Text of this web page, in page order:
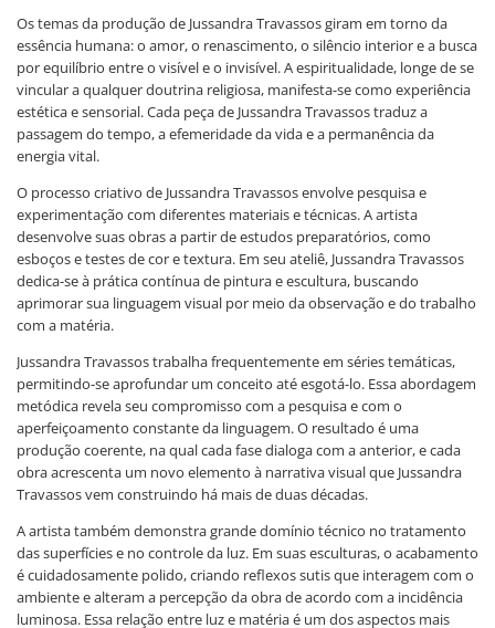
Os temas da produção de Jussandra Travassos giram em torno da
essência humana: o amor, o renascimento, o silêncio interior e a busca
por equilíbrio entre o visível e o invisível. A espiritualidade, longe de se
vincular a qualquer doutrina religiosa, manifesta-se como experiência
estética e sensorial. Cada peça de Jussandra Travassos traduz a
passagem do tempo, a efemeridade da vida e a permanência da
energia vital.
O processo criativo de Jussandra Travassos envolve pesquisa e
experimentação com diferentes materiais e técnicas. A artista
desenvolve suas obras a partir de estudos preparatórios, como
esboços e testes de cor e textura. Em seu ateliê, Jussandra Travassos
dedica-se à prática contínua de pintura e escultura, buscando
aprimorar sua linguagem visual por meio da observação e do trabalho
com a matéria.
Jussandra Travassos trabalha frequentemente em séries temáticas,
permitindo-se aprofundar um conceito até esgotá-lo. Essa abordagem
metódica revela seu compromisso com a pesquisa e com o
aperfeiçoamento constante da linguagem. O resultado é uma
produção coerente, na qual cada fase dialoga com a anterior, e cada
obra acrescenta um novo elemento à narrativa visual que Jussandra
Travassos vem construindo há mais de duas décadas.
A artista também demonstra grande domínio técnico no tratamento
das superfícies e no controle da luz. Em suas esculturas, o acabamento
é cuidadosamente polido, criando reflexos sutis que interagem com o
ambiente e alteram a percepção da obra de acordo com a incidência
luminosa. Essa relação entre luz e matéria é um dos aspectos mais